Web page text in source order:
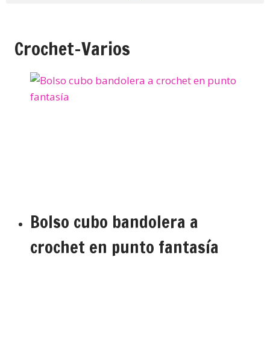
Crochet-Varios
Bolso cubo bandolera a
crochet en punto fantasía